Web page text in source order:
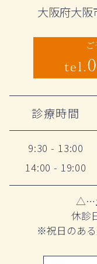
大阪府大
tel.
診療時間
9:30 - 13:00
14:00 - 19:00
△…
休診
※祝日のあ